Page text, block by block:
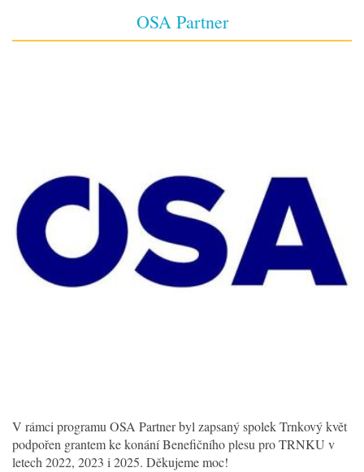
OSA Partner
V rámci programu OSA Partner byl zapsaný spolek Trnkový květ
podpořen grantem ke konání Benefičního plesu pro TRNKU v
letech 2022, 2023 i 2025. Děkujeme moc!